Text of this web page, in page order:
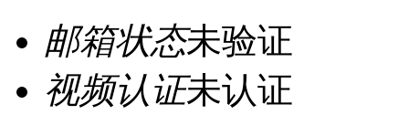
邮箱状态未验证
视频认证未认证